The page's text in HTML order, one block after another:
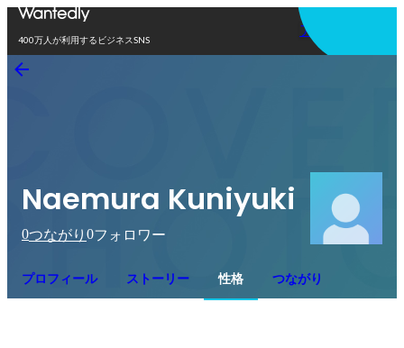
400万人が利用するビジネスSNS
アプリを使う
Naemura Kuniyuki
0つながり 0フォロワー
プロフィール ストーリー 性格 つながり